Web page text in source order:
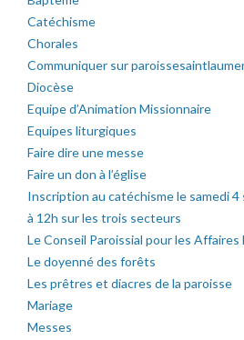
Catéchisme
Chorales
Communiquer sur
Diocèse
Equipe d’Animation Missionnaire
Equipes liturgiques
Faire dire une messe
Faire un don à l’église
Inscription au catéchisme le samedi
à 12h sur les trois secteurs
Le Conseil Paroissial pour les Affaires
Le doyenné des forêts
Les prêtres et diacres de la paroisse
Mariage
Messes